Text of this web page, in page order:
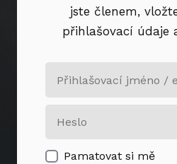
jste členem,
přihlašovací údaje
Pamatovat si mě